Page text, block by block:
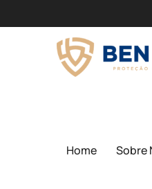
Home Sobre